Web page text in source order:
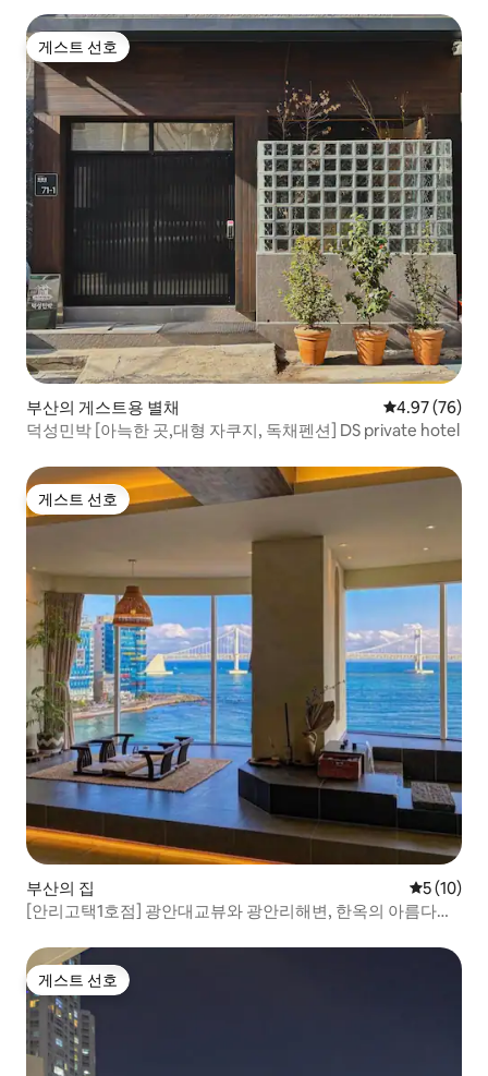
게스트 선호
게스트 선호
부산의 게스트용 별채 평점 4.97점(5
4.97 (76)
덕성민박 [아늑한 곳,대형 자쿠지, 독채펜션] DS private hotel
게스트 선호
게스트 선호
부산의 집 평점 5점
5 (10)
[안리고택1호점] 광안대교뷰와 광안리해변, 한옥의 아름다움_
게스트 선호
게스트 선호